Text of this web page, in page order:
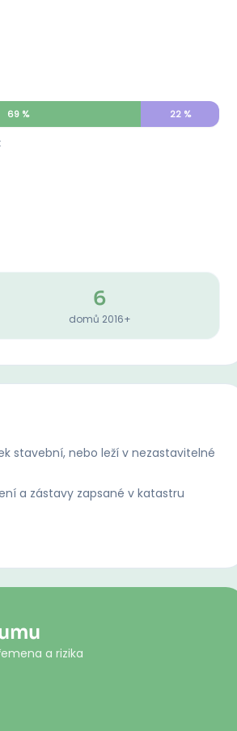
69% 22%
6
domů 2016+
stavební, nebo leží v nezastavitelné
a zástavy zapsané v katastru
a rizika